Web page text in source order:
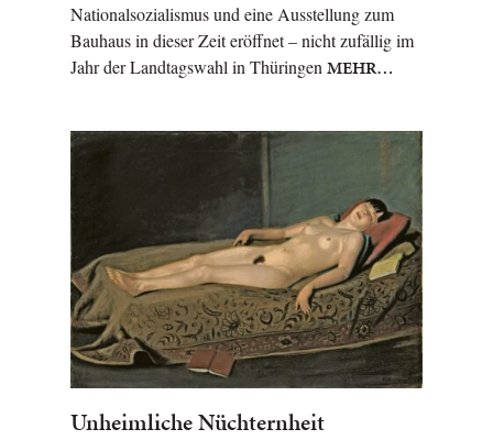
Nationalsozialismus und eine Ausstellung zum
Bauhaus in dieser Zeit eröffnet – nicht zufällig im
Jahr der Landtagswahl in Thüringen MEHR…
Unheimliche Nüchternheit